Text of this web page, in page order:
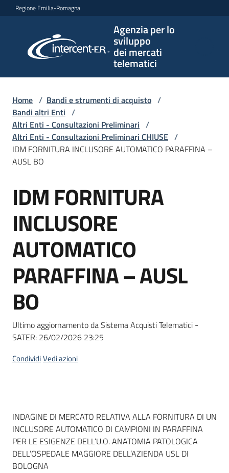
Vai al contenuto
Vai alla navigazione
Vai al footer
Regione Emilia-Romagna
Agenzia per lo
sviluppo
dei mercati
telematici
per lo
sviluppo
telematici
L'Agenzia
Bandi
Supporto
telematiche
site
Seguici
Home / Bandi e strumenti di acquisto /
Bandi altri Enti /
Altri Enti - Consultazioni Preliminari /
Altri Enti - Consultazioni Preliminari CHIUSE /
IDM FORNITURA INCLUSORE AUTOMATICO PARAFFINA –
AUSL BO
Salta al contenuto
IDM FORNITURA
INCLUSORE
AUTOMATICO
PARAFFINA – AUSL
BO
Ultimo aggiornamento da Sistema Acquisti Telematici -
SATER: 26/02/2026 23:25
CondividiVedi azioni
Dati del bando
INDAGINE DI MERCATO RELATIVA ALLA FORNITURA DI UN
INCLUSORE AUTOMATICO DI CAMPIONI IN PARAFFINA
PER LE ESIGENZE DELL’U.O. ANATOMIA PATOLOGICA
DELL’OSPEDALE MAGGIORE DELL’AZIENDA USL DI
BOLOGNA